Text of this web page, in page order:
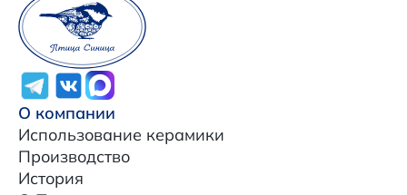
О компании
Использование керамики
Производство
История